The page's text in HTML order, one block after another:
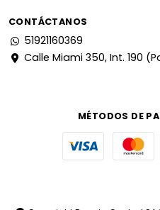
CONTÁCTANOS
51921160369
Calle Miami 350, Int. 190
MÉTODOS DE